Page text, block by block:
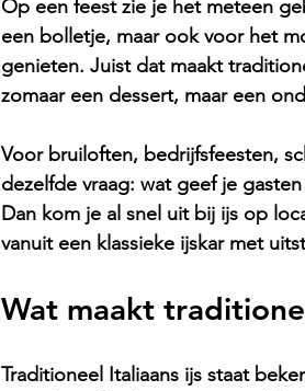
Op een feest zie je het meteen
een bolletje, maar ook voor het
genieten. Juist dat maakt
zomaar een dessert, maar een
Voor bruiloften, bedrijfsfeesten,
dezelfde vraag: wat geef je
Dan kom je al snel uit bij ijs op
vanuit een klassieke ijskar met
Wat maakt
Traditioneel Italiaans ijs staat